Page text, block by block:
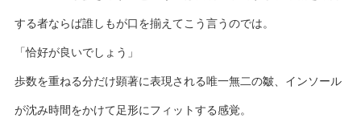
する者ならば誰しもが口を揃えてこう言うのでは。
「恰好が良いでしょう」
歩数を重ねる分だけ顕著に表現される唯一無二の皺、インソール
が沈み時間をかけて足形にフィットする感覚。